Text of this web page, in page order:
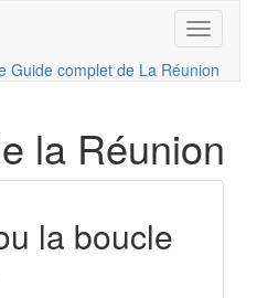
Toggle
la Réunion
la boucle